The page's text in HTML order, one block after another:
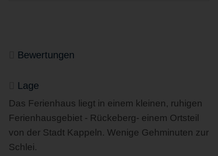
Bewertungen
Lage
Das Ferienhaus liegt in einem kleinen, ruhigen
Ferienhausgebiet - Rückeberg- einem Ortsteil
von der Stadt Kappeln. Wenige Gehminuten zur
Schlei.